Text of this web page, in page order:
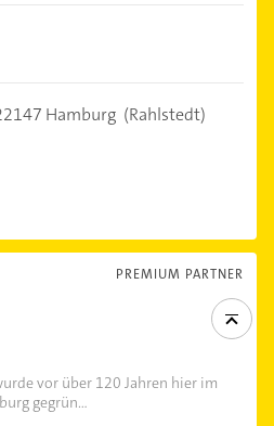
Hamburg (Rahlstedt)
PREMIUM PARTNER
vor über 120 Jahren hier im
gegrün...